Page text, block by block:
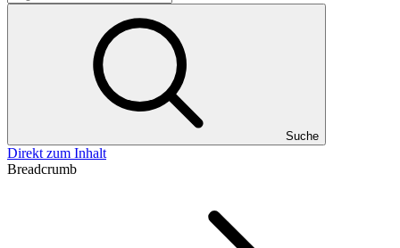
Suche
Direkt zum Inhalt
Breadcrumb